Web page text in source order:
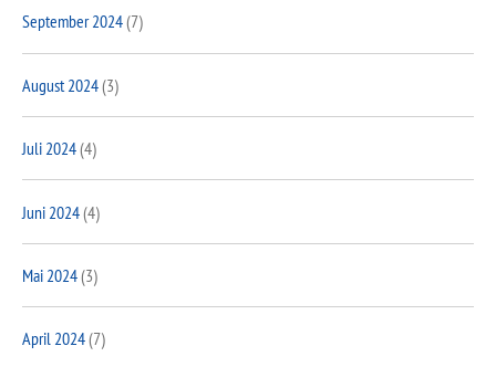
September 2024(7)
August 2024(3)
Juli 2024(4)
Juni 2024(4)
Mai 2024(3)
April 2024(7)